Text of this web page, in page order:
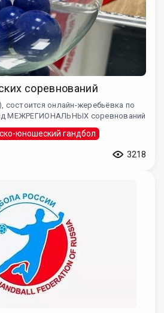
соревнований
состоится онлайн-жеребьёвка по
МЕЖРЕГИОНАЛЬНЫХ соревнований
юношеский гандбол
3218